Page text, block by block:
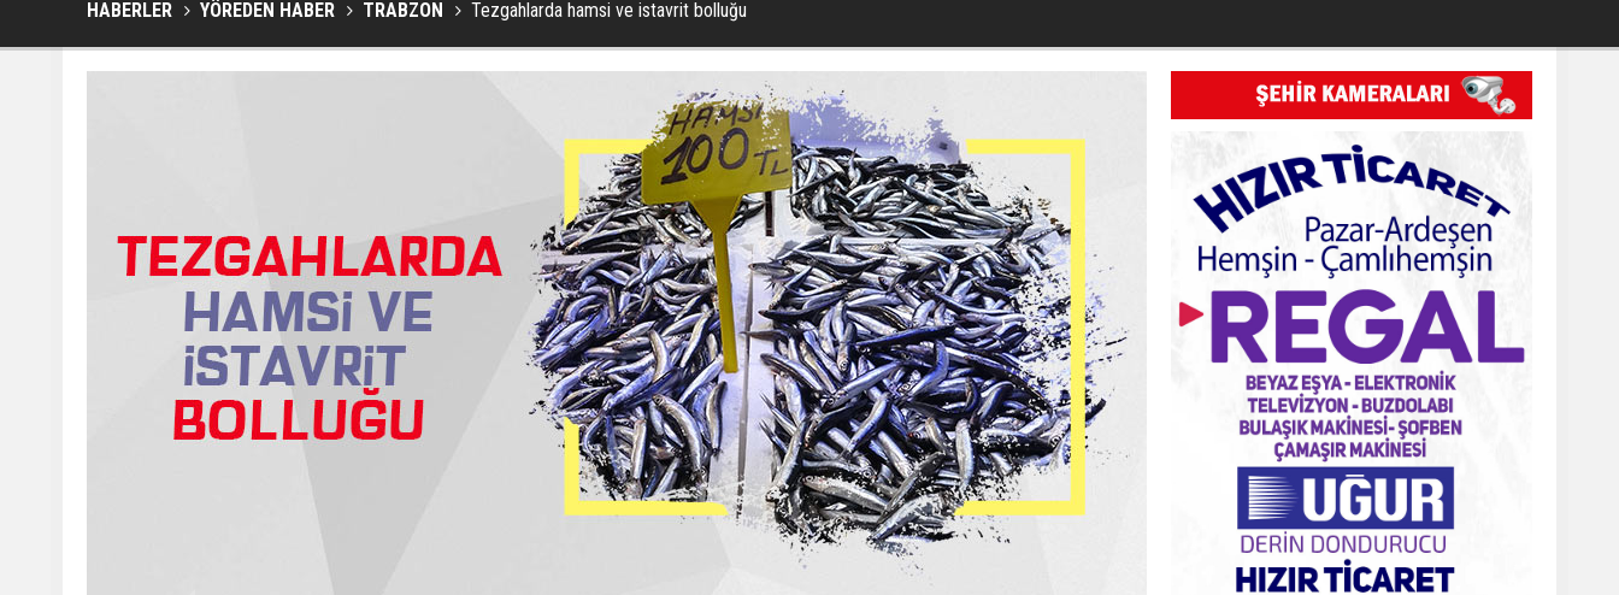
HABERLER YÖREDEN HABER TRABZON Tezgahlarda hamsi ve istavrit bolluğu